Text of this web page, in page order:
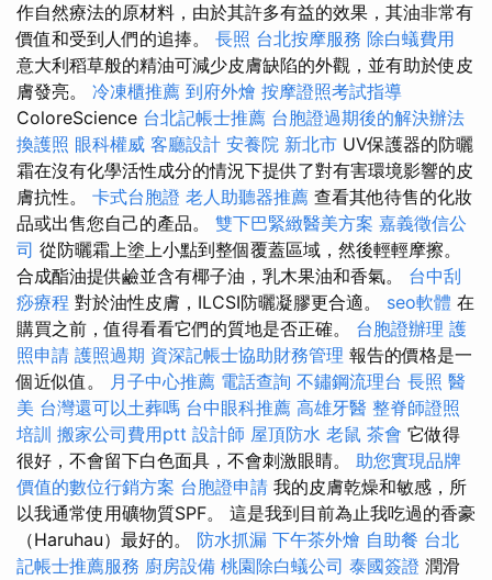
作自然療法的原材料，由於其許多有益的效果，其油非常有
價值和受到人們的追捧。 長照 台北按摩服務 除白蟻費用
意大利稻草般的精油可減少皮膚缺陷的外觀，並有助於使皮
膚發亮。 冷凍櫃推薦 到府外燴 按摩證照考試指導
ColoreScience 台北記帳士推薦 台胞證過期後的解決辦法
換護照 眼科權威 客廳設計 安養院 新北市 UV保護器的防曬
霜在沒有化學活性成分的情況下提供了對有害環境影響的皮
膚抗性。 卡式台胞證 老人助聽器推薦 查看其他待售的化妝
品或出售您自己的產品。 雙下巴緊緻醫美方案 嘉義徵信公
司 從防曬霜上塗上小點到整個覆蓋區域，然後輕輕摩擦。
合成酯油提供鹼並含有椰子油，乳木果油和香氣。 台中刮
痧療程 對於油性皮膚，ILCSI防曬凝膠更合適。 seo軟體 在
購買之前，值得看看它們的質地是否正確。 台胞證辦理 護
照申請 護照過期 資深記帳士協助財務管理 報告的價格是一
個近似值。 月子中心推薦 電話查詢 不鏽鋼流理台 長照 醫
美 台灣還可以土葬嗎 台中眼科推薦 高雄牙醫 整脊師證照
培訓 搬家公司費用ptt 設計師 屋頂防水 老鼠 茶會 它做得
很好，不會留下白色面具，不會刺激眼睛。 助您實現品牌
價值的數位行銷方案 台胞證申請 我的皮膚乾燥和敏感，所
以我通常使用礦物質SPF。 這是我到目前為止我吃過的香豪
（Haruhau）最好的。 防水抓漏 下午茶外燴 自助餐 台北
記帳士推薦服務 廚房設備 桃園除白蟻公司 泰國簽證 潤滑